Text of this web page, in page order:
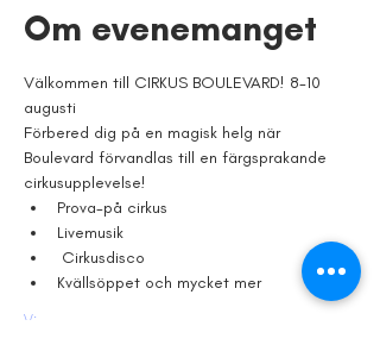
Om evenemanget
Välkommen till CIRKUS BOULEVARD! 8-10
augusti
Förbered dig på en magisk helg när
Boulevard förvandlas till en färgsprakande
cirkusupplevelse!
Prova-på cirkus
Livemusik
Cirkusdisco
Kvällsöppet och mycket mer
Visa mer